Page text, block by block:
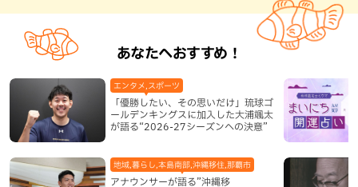
あなたへおすすめ！
「優勝したい、その思いだけ」琉球ゴ
ールデンキングスに加入した大浦颯太
が語る“2026-27シーズンへの決意”
エンタメ,スポーツ
アナウンサーが語る”沖縄移
地域,暮らし,本島南部,沖縄移住,那覇市